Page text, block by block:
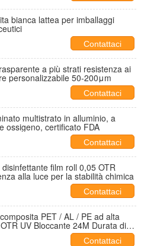
bianca lattea per imballaggi
Contattaci
a più strati resistenza ai
personalizzabile 50-200μm
Contattaci
multistrato in alluminio, a
ossigeno, certificato FDA
Contattaci
disinfettante film roll 0,05 OTR
alla luce per la stabilità chimica
Contattaci
PET / AL / PE ad alta
UV Bloccante 24M Durata di
Contattaci